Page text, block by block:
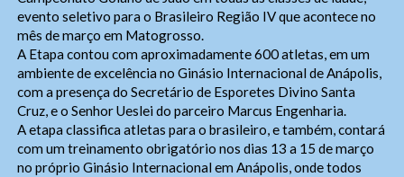
evento seletivo para o Brasileiro Região IV que acontece no
mês de março em Matogrosso.
A Etapa contou com aproximadamente 600 atletas, em um
ambiente de excelência no Ginásio Internacional de Anápolis,
com a presença do Secretário de Esporetes Divino Santa
Cruz, e o Senhor Ueslei do parceiro Marcus Engenharia.
A etapa classifica atletas para o brasileiro, e também, contará
com um treinamento obrigatório nos dias 13 a 15 de março
no próprio Ginásio Internacional em Anápolis, onde todos